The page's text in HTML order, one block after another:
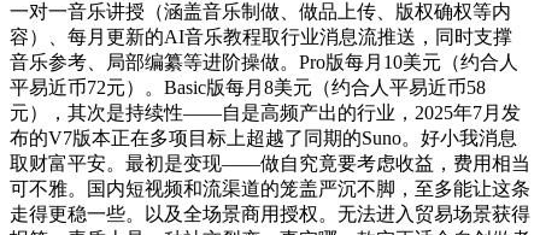
一对一音乐讲授（涵盖音乐制做、做品上传、版权确权等内
容）、每月更新的AI音乐教程取行业消息流推送，同时支撑
音乐参考、局部编纂等进阶操做。Pro版每月10美元（约合人
平易近币72元）。Basic版每月8美元（约合人平易近币58
元），其次是持续性——自是高频产出的行业，2025年7月发
布的V7版本正在多项目标上超越了同期的Suno。好小我消息
取财富平安。最初是变现——做自究竟要考虑收益，费用相当
可不雅。国内短视频和流渠道的笼盖严沉不脚，至多能让这条
走得更稳一些。以及全场景商用授权。无法进入贸易场景获得